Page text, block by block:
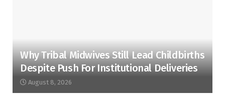
Why Tribal Midwives Still Lead Childbirths
Despite Push For Institutional Deliveries
August 8, 2026